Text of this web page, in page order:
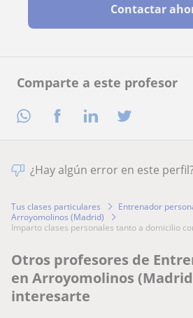
Comparte a este profesor
Contactar
¿Hay algún error en este
Tus clases particulares Entrenador
Arroyomolinos (Madrid)
imparto clases personales tanto a domicilio
Otros profesores de
en Arroyomolinos
interesarte